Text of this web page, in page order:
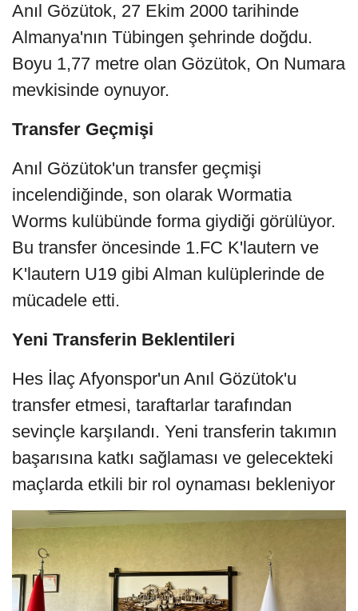
Anıl Gözütok, 27 Ekim 2000 tarihinde
Almanya'nın Tübingen şehrinde doğdu.
Boyu 1,77 metre olan Gözütok, On Numara
mevkisinde oynuyor.
Transfer Geçmişi
Anıl Gözütok'un transfer geçmişi
incelendiğinde, son olarak Wormatia
Worms kulübünde forma giydiği görülüyor.
Bu transfer öncesinde 1.FC K'lautern ve
K'lautern U19 gibi Alman kulüplerinde de
mücadele etti.
Yeni Transferin Beklentileri
Hes İlaç Afyonspor'un Anıl Gözütok'u
transfer etmesi, taraftarlar tarafından
sevinçle karşılandı. Yeni transferin takımın
başarısına katkı sağlaması ve gelecekteki
maçlarda etkili bir rol oynaması bekleniyor